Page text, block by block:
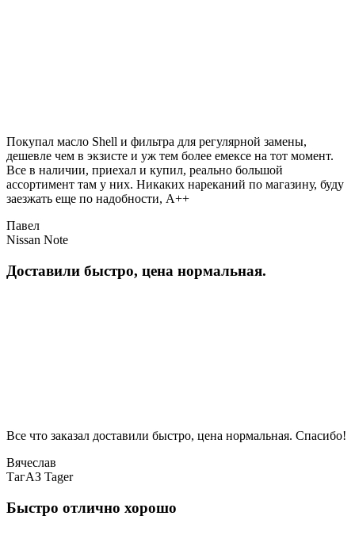
Покупал масло Shell и фильтра для регулярной замены,
дешевле чем в экзисте и уж тем более емексе на тот момент.
Все в наличии, приехал и купил, реально большой
ассортимент там у них. Никаких нареканий по магазину, буду
заезжать еще по надобности, A++
Павел
Nissan Note
Доставили быстро, цена нормальная.
Все что заказал доставили быстро, цена нормальная. Спасибо!
Вячеслав
ТагАЗ Tager
Быстро отлично хорошо